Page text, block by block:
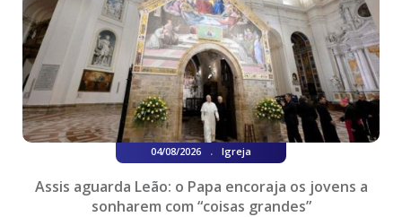
04/08/2026 . Igreja
Assis aguarda Leão: o Papa encoraja os jovens a
sonharem com “coisas grandes”